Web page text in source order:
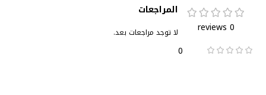
0 reviews
0
المراجعات
لا توجد مراجعات بعد.